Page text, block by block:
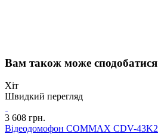
Вам також може сподобатися
Хіт
Швидкий перегляд
3 608 грн.
Відеодомофон COMMAX CDV-43K2